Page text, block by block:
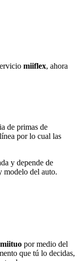
miiflex, ahora
de primas de
por lo cual las
y depende de
modelo del auto.
miituo por medio del
que tú lo decidas,